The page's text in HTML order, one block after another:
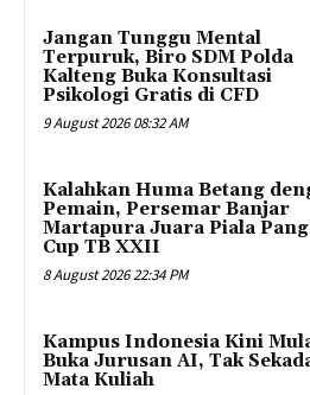
Jangan Tunggu Mental
Terpuruk, Biro SDM Polda
Kalteng Buka Konsultasi
Psikologi Gratis di CFD
9 August 2026 08:32 AM
Kalahkan Huma Betang
Pemain, Persemar Banjar
Martapura Juara Piala
Cup TB XXII
8 August 2026 22:34 PM
Kampus Indonesia Kini
Buka Jurusan AI, Tak
Mata Kuliah